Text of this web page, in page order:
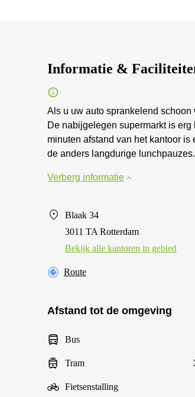
Informatie &
Als u uw auto sprankelend
De nabijgelegen supermarkt is
minuten afstand van het kantoor
de anders langdurige
Verberg informatie
Blaak 34
3011 TA Rotterdam
Bekijk alle kantoren in gebied
Route
Afstand tot de omgeving
Bus
Tram
Fietsenstalling